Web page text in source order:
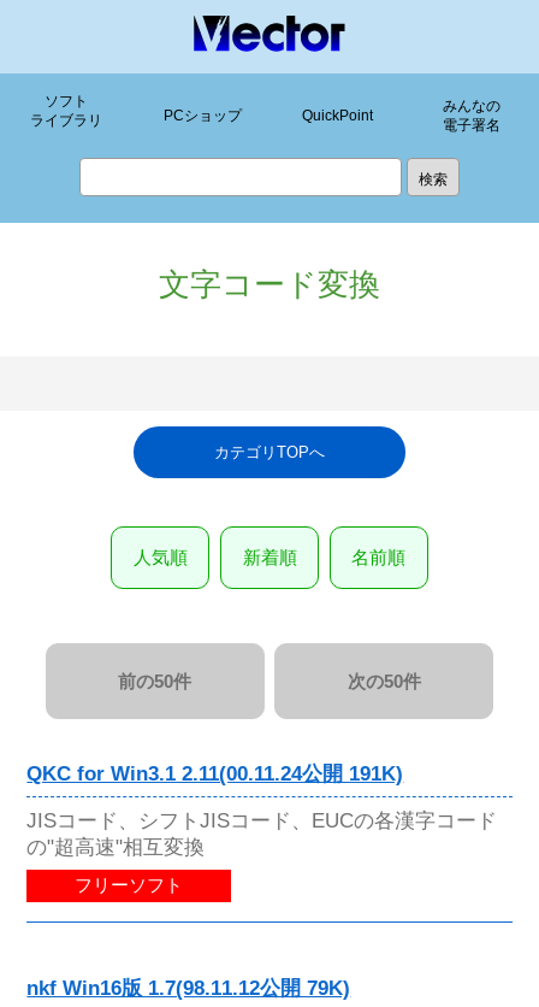
ソフト
ライブラリ
PCショップ QuickPoint
みんなの
電子署名
文字コード変換
カテゴリTOPへ
人気順 新着順 名前順
前の50件 次の50件
QKC for Win3.1 2.11(00.11.24公開 191K)
JISコード、シフトJISコード、EUCの各漢字コード
の"超高速"相互変換
フリーソフト
nkf Win16版 1.7(98.11.12公開 79K)